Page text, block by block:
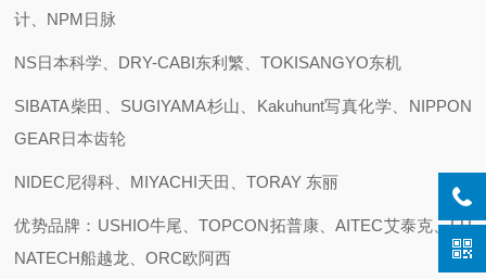
计、NPM日脉
NS日本科学、DRY-CABI东利繁、TOKISANGYO东机
SIBATA柴田、SUGIYAMA杉山、Kakuhunt写真化学、NIPPON
GEAR日本齿轮
NIDEC尼得科、MIYACHI天田、TORAY 东丽
优势品牌：USHIO牛尾、TOPCON拓普康、AITEC艾泰克、FU
NATECH船越龙、ORC欧阿西